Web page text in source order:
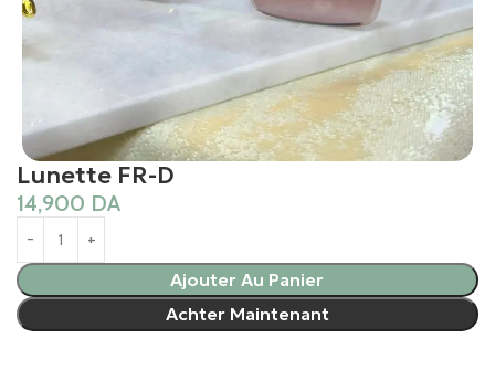
Lunette FR-D
14,900 DA
Ajouter Au Panier
Achter Maintenant